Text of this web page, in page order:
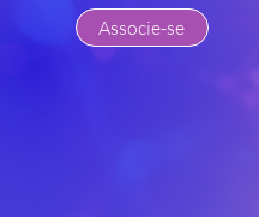
Associe-se